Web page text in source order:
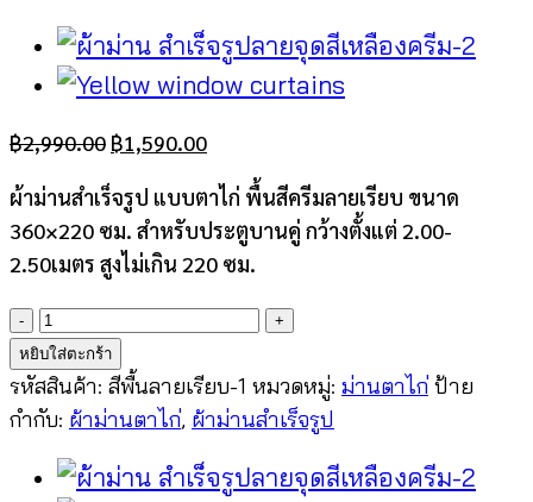
฿2,990.00 Original
was:
฿2,990.00.
฿1,590.00Current
is:
฿1,590.00.
ผ้าม่านสำเร็จรูป แบบตาไก่ พื้นสีครีมลายเรียบ ขนาด
360×220 ซม. สำหรับประตูบานคู่ กว้างตั้งแต่ 2.00-
2.50เมตร สูงไม่เกิน 220 ซม.
จำนวน
ผ้า
ม่าน
สำเร็จรูป
ตาไก่
หยิบใส่ตะกร้า
รหัสสินค้า: สีพื้นลายเรียบ-1 หมวดหมู่: ม่านตาไก่ ป้าย
กำกับ: ผ้าม่านตาไก่, ผ้าม่านสำเร็จรูป